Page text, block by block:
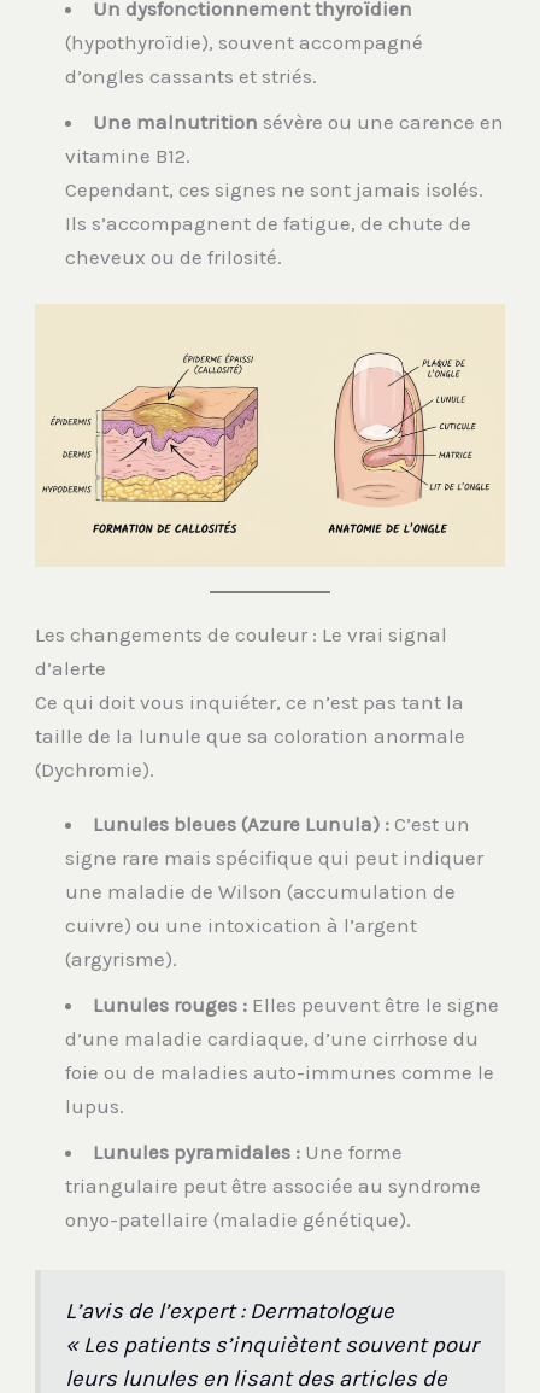
Un dysfonctionnement thyroïdien
(hypothyroïdie), souvent accompagné
d’ongles cassants et striés.
Une malnutrition sévère ou une carence en
vitamine B12.
Cependant, ces signes ne sont jamais isolés.
Ils s’accompagnent de fatigue, de chute de
cheveux ou de frilosité.
Les changements de couleur : Le vrai signal
d’alerte
Ce qui doit vous inquiéter, ce n’est pas tant la
taille de la lunule que sa coloration anormale
(Dychromie).
Lunules bleues (Azure Lunula) : C’est un
signe rare mais spécifique qui peut indiquer
une maladie de Wilson (accumulation de
cuivre) ou une intoxication à l’argent
(argyrisme).
Lunules rouges : Elles peuvent être le signe
d’une maladie cardiaque, d’une cirrhose du
foie ou de maladies auto-immunes comme le
lupus.
Lunules pyramidales : Une forme
triangulaire peut être associée au syndrome
onyo-patellaire (maladie génétique).
L’avis de l’expert : Dermatologue
« Les patients s’inquiètent souvent pour
leurs lunules en lisant des articles de